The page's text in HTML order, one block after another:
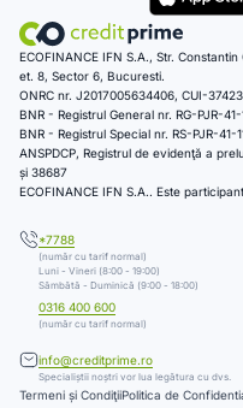
ECOFINANCE IFN S.A., Str.
et. 8, Sector 6, Bucuresti.
ONRC nr. J2017005634406, CUI-
BNR - Registrul General nr. RG-PJR-41-
BNR - Registrul Special nr. RS-PJR-41-
ANSPDCP, Registrul de evidenţă a
și 38687
ECOFINANCE IFN S.A.. Este
*7788
(număr cu tarif normal)
Luni - Vineri (8:00 - 19:00)
Sâmbătă - Duminică (9:00 - 18:00)
0316 400 600
(număr cu tarif normal)
info@creditprime.ro
Specialiștii noștri vor lua legătura cu dvs.
Termeni și CondiţiiPolitica de